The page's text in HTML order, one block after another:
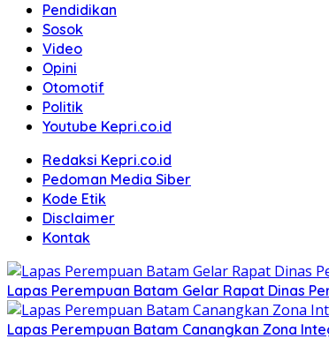
Pendidikan
Sosok
Video
Opini
Otomotif
Politik
Youtube Kepri.co.id
Redaksi Kepri.co.id
Pedoman Media Siber
Kode Etik
Disclaimer
Kontak
Lapas Perempuan Batam Gelar Rapat Dinas
Lapas Perempuan Batam Canangkan Zona